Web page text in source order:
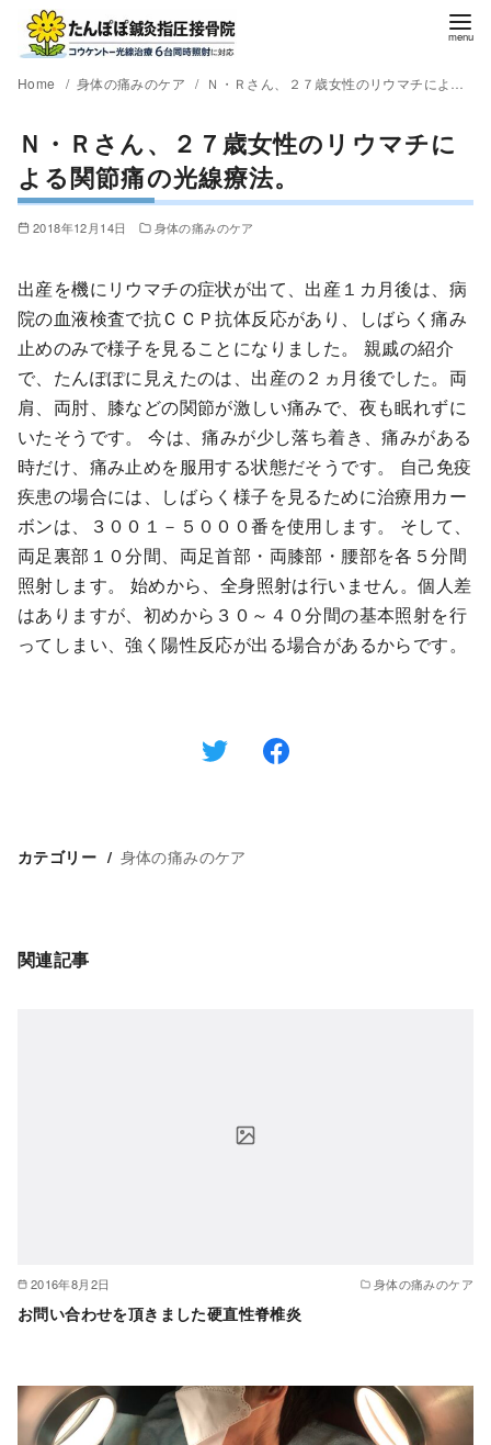
Home 身体の痛みのケア Ｎ・Ｒさん、２７歳女性のリウマチによる関節痛の光線療法。
Ｎ・Ｒさん、２７歳女性のリウマチに
よる関節痛の光線療法。
2018年12月14日 身体の痛みのケア
出産を機にリウマチの症状が出て、出産１カ月後は、病
院の血液検査で抗ＣＣＰ抗体反応があり、しばらく痛み
止めのみで様子を見ることになりました。 親戚の紹介
で、たんぽぽに見えたのは、出産の２ヵ月後でした。両
肩、両肘、膝などの関節が激しい痛みで、夜も眠れずに
いたそうです。 今は、痛みが少し落ち着き、痛みがある
時だけ、痛み止めを服用する状態だそうです。 自己免疫
疾患の場合には、しばらく様子を見るために治療用カー
ボンは、３００１－５０００番を使用します。 そして、
両足裏部１０分間、両足首部・両膝部・腰部を各５分間
照射します。 始めから、全身照射は行いません。個人差
はありますが、初めから３０～４０分間の基本照射を行
ってしまい、強く陽性反応が出る場合があるからです。
カテゴリー 身体の痛みのケア
関連記事
2016年8月2日 身体の痛みのケア
お問い合わせを頂きました硬直性脊椎炎